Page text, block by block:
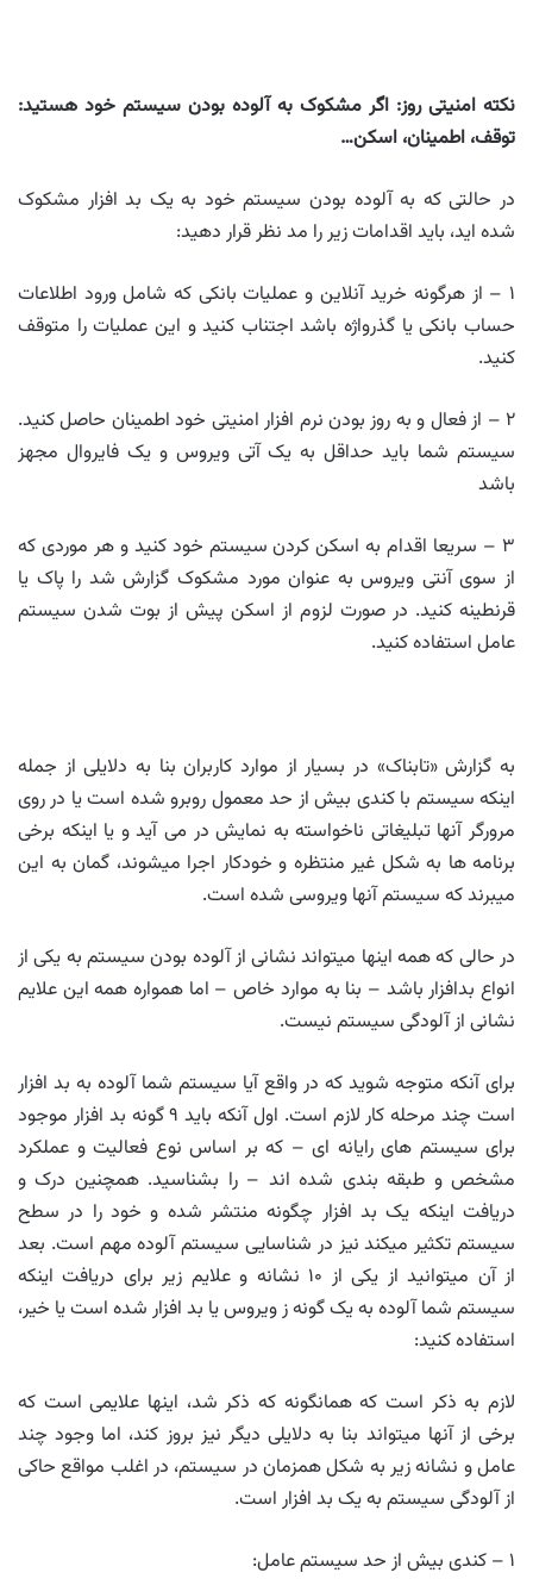
نکته امنیتی روز: اگر مشکوک به آلوده بودن سیستم خود هستید:
توقف، اطمینان، اسکن…
در حالتی که به آلوده بودن سیستم خود به یک بد افزار مشکوک
شده اید، باید اقدامات زیر را مد نظر قرار دهید:
۱ – از هرگونه خرید آنلاین و عملیات بانکی که شامل ورود اطلاعات
حساب بانکی یا گذرواژه باشد اجتناب کنید و این عملیات را متوقف
کنید.
۲ – از فعال و به روز بودن نرم افزار امنیتی خود اطمینان حاصل کنید.
سیستم شما باید حداقل به یک آتی ویروس و یک فایروال مجهز
باشد
۳ – سریعا اقدام به اسکن کردن سیستم خود کنید و هر موردی که
از سوی آنتی ویروس به عنوان مورد مشکوک گزارش شد را پاک یا
قرنطینه کنید. در صورت لزوم از اسکن پیش از بوت شدن سیستم
عامل استفاده کنید.
به گزارش «تابناک» در بسیار از موارد کاربران بنا به دلایلی از جمله
اینکه سیستم با کندی بیش از حد معمول روبرو شده است یا در روی
مرورگر آنها تبلیغاتی ناخواسته به نمایش در می آید و یا اینکه برخی
برنامه ها به شکل غیر منتظره و خودکار اجرا میشوند، گمان به این
میبرند که سیستم آنها ویروسی شده است.
در حالی که همه اینها میتواند نشانی از آلوده بودن سیستم به یکی از
انواع بدافزار باشد – بنا به موارد خاص – اما همواره همه این علایم
نشانی از آلودگی سیستم نیست.
برای آنکه متوجه شوید که در واقع آیا سیستم شما آلوده به بد افزار
است چند مرحله کار لازم است. اول آنکه باید ۹ گونه بد افزار موجود
برای سیستم های رایانه ای – که بر اساس نوع فعالیت و عملکرد
مشخص و طبقه بندی شده اند – را بشناسید. همچنین درک و
دریافت اینکه یک بد افزار چگونه منتشر شده و خود را در سطح
سیستم تکثیر میکند نیز در شناسایی سیستم آلوده مهم است. بعد
از آن میتوانید از یکی از ۱۰ نشانه و علایم زیر برای دریافت اینکه
سیستم شما آلوده به یک گونه ز ویروس یا بد افزار شده است یا خیر،
استفاده کنید:
لازم به ذکر است که همانگونه که ذکر شد، اینها علایمی است که
برخی از آنها میتواند بنا به دلایلی دیگر نیز بروز کند، اما وجود چند
عامل و نشانه زیر به شکل همزمان در سیستم، در اغلب مواقع حاکی
از آلودگی سیستم به یک بد افزار است.
۱ – کندی بیش از حد سیستم عامل: